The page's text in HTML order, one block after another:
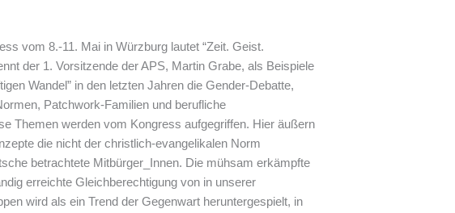
vom 8.-11. Mai in Würzburg lautet “Zeit. Geist.
der 1. Vorsitzende der APS, Martin Grabe, als Beispiele
Wandel” in den letzten Jahren die Gender-Debatte,
Patchwork-Familien und berufliche
Themen werden vom Kongress aufgegriffen. Hier äußern
die nicht der christlich-evangelikalen Norm
betrachtete Mitbürger_Innen. Die mühsam erkämpfte
erreichte Gleichberechtigung von in unserer
wird als ein Trend der Gegenwart heruntergespielt, in